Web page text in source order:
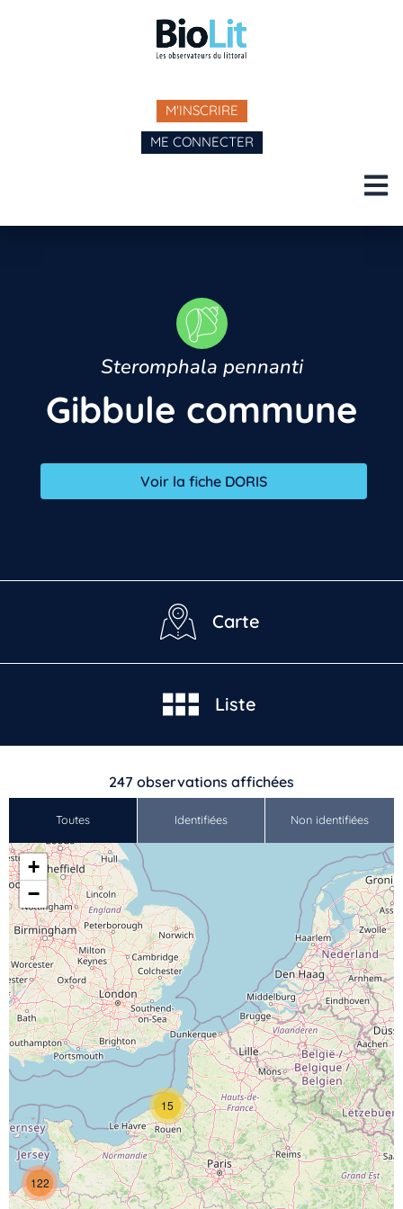
M'INSCRIRE
ME CONNECTER
Steromphala pennanti
Gibbule commune
Voir la fiche DORIS
Carte
Liste
247 observations affichées
Toutes Identifiées Non identifiées
15
122
+
−